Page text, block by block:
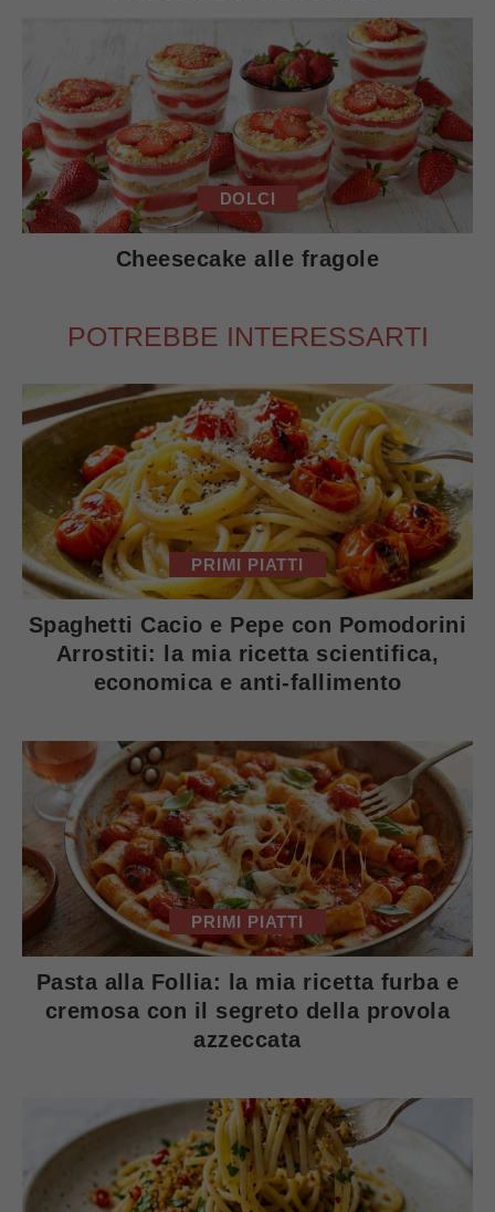
DOLCI
Cheesecake alle fragole
POTREBBE INTERESSARTI
PRIMI PIATTI
Spaghetti Cacio e Pepe con Pomodorini
Arrostiti: la mia ricetta scientifica,
economica e anti-fallimento
PRIMI PIATTI
Pasta alla Follia: la mia ricetta furba e
cremosa con il segreto della provola
azzeccata